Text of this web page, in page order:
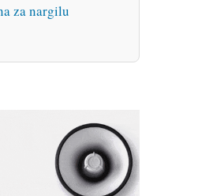
za nargilu